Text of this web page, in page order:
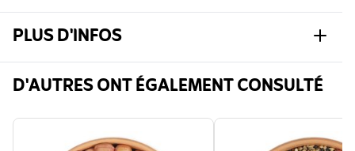
Les avantages de Hi-Energy Pelées
Depuis presque 10 ans déjà le mélange pour oiseaux
le plus populaire. Un vrai bestseller.
PLUS D'INFOS
Réf.
G-110400120-
110500120-
D'AUTRES ONT ÉGALEMENT CONSULTÉ